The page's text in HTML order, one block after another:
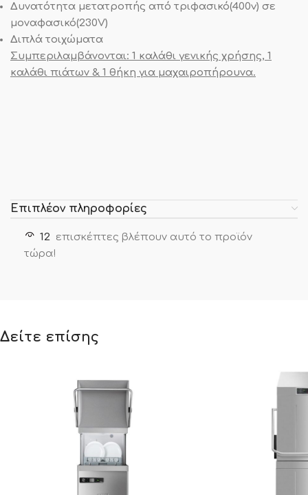
Δυνατότητα μετατροπής από τριφασικό(400v) σε
μοναφασικό(230V)
Διπλά τοιχώματα
Συμπεριλαμβάνονται: 1 καλάθι γενικής χρήσης, 1
καλάθι πιάτων & 1 θήκη για μαχαιροπήρουνα.
Επιπλέον πληροφορίες
12 επισκέπτες βλέπουν αυτό το προϊόν
τώρα!
Δείτε επίσης